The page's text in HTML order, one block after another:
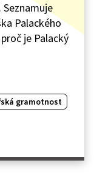
Palackého
je Palacký
gramotnost